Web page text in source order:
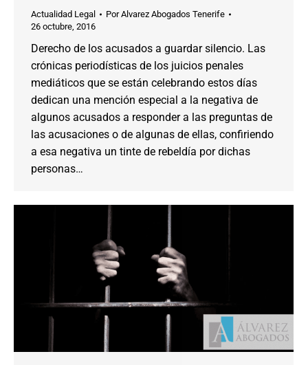
Actualidad Legal PorAlvarez Abogados Tenerife
26 octubre, 2016
Derecho de los acusados a guardar silencio. Las
crónicas periodísticas de los juicios penales
mediáticos que se están celebrando estos días
dedican una mención especial a la negativa de
algunos acusados a responder a las preguntas de
las acusaciones o de algunas de ellas, confiriendo
a esa negativa un tinte de rebeldía por dichas
personas…